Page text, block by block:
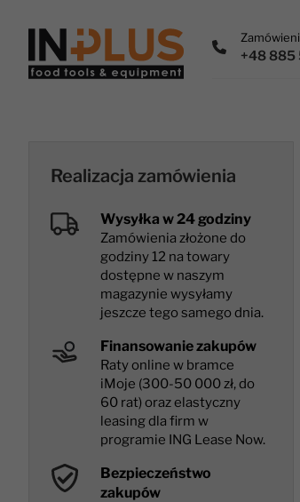
+48 885
Realizacja zamówienia
Wysyłka w 24 godziny
Zamówienia złożone do
godziny 12 na towary
dostępne w naszym
magazynie wysyłamy
jeszcze tego samego dnia.
Finansowanie zakupów
Raty online w bramce
iMoje (300-50 000 zł, do
60 rat) oraz elastyczny
leasing dla firm w
programie ING Lease Now.
Bezpieczeństwo
zakupów